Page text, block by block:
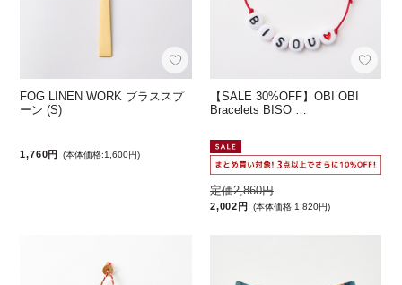
FOG LINEN WORK ブラススプ
ーン (S)
1,760円 (本体価格:1,600円)
【SALE 30%OFF】OBI OBI
Bracelets BISO …
定価2,860円
2,002円 (本体価格:1,820円)